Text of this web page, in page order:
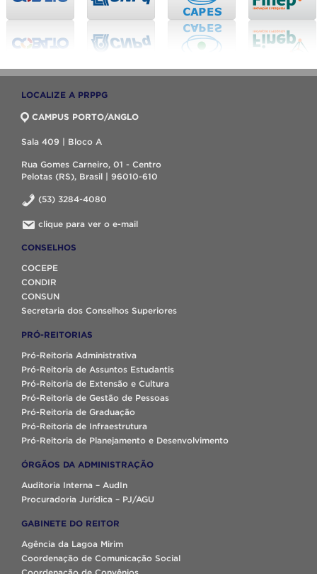
LOCALIZE A PRPPG
CAMPUS PORTO/ANGLO
Sala 409 | Bloco A
Rua Gomes Carneiro, 01 - Centro
Pelotas (RS), Brasil | 96010-610
(53) 3284-4080
clique para ver o e-mail
CONSELHOS
COCEPE
CONDIR
CONSUN
Secretaria dos Conselhos Superiores
PRÓ-REITORIAS
Pró-Reitoria Administrativa
Pró-Reitoria de Assuntos Estudantis
Pró-Reitoria de Extensão e Cultura
Pró-Reitoria de Gestão de Pessoas
Pró-Reitoria de Graduação
Pró-Reitoria de Infraestrutura
Pró-Reitoria de Planejamento e Desenvolvimento
ÓRGÃOS DA ADMINISTRAÇÃO
Auditoria Interna – AudIn
Procuradoria Jurídica – PJ/AGU
GABINETE DO REITOR
Agência da Lagoa Mirim
Coordenação de Comunicação Social